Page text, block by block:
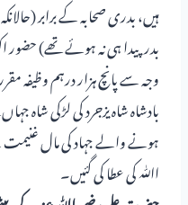
ہیں، بدری صحابہ کے برابر
بدرپیدا ہی نہ ہوئے تھے)
وجہ سے پانچ ہزار درہم وظیفہ
بادشاہ شاہ یزجرد کی لڑکی شاہ
ہونے والے جہاد کی مال
اﷲ کی عطا کی گئیں۔